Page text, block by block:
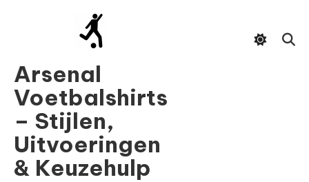
Arsenal
Voetbalshirts
– Stijlen,
Uitvoeringen
& Keuzehulp